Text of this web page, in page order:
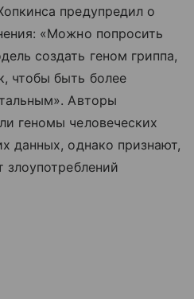
предупредил о
«Можно попросить
создать геном гриппа,
чтобы быть более
Авторы
геномы человеческих
данных, однако признают,